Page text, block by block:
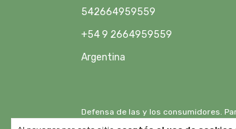
542664959559
+54 9 2664959559
Argentina
Defensa de las y los consumidores.